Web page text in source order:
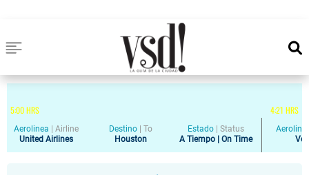
5:00HRS 4:21 HRS
Aerolinea
Airline
United Airlines
Destino
To
Houston
Estado
Status
A Tiempo | On Time